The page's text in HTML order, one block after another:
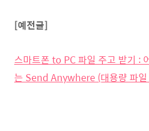
[예전글]
스마트폰 to PC 파일 주고 받기 :
는 Send Anywhere (대용량 파일